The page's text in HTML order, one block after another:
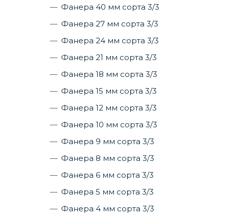
Фанера 40 мм сорта 3/3
Фанера 27 мм сорта 3/3
Фанера 24 мм сорта 3/3
Фанера 21 мм сорта 3/3
Фанера 18 мм сорта 3/3
Фанера 15 мм сорта 3/3
Фанера 12 мм сорта 3/3
Фанера 10 мм сорта 3/3
Фанера 9 мм сорта 3/3
Фанера 8 мм сорта 3/3
Фанера 6 мм сорта 3/3
Фанера 5 мм сорта 3/3
Фанера 4 мм сорта 3/3